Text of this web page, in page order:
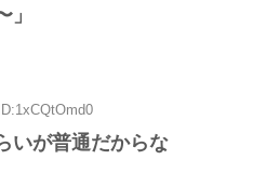
」
いが普通だからな